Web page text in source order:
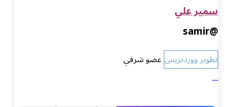
سمير علي
@samir
تطوير ووردبريسعضو شرفي